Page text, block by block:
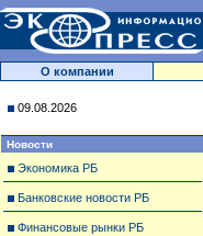
О компании
09.08.2026
Новости
Экономика РБ
Банковские новости РБ
Финансовые рынки РБ